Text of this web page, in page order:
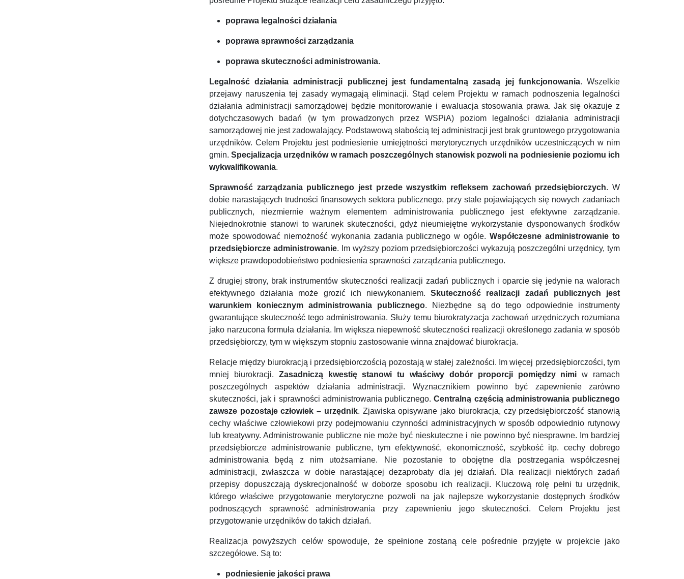
poprawa legalności działania
poprawa sprawności zarządzania
poprawa skuteczności administrowania.
Legalność działania administracji publicznej jest fundamentalną zasadą jej funkcjonowania. Wszelkie
przejawy naruszenia tej zasady wymagają eliminacji. Stąd celem Projektu w ramach podnoszenia legalności
działania administracji samorządowej będzie monitorowanie i ewaluacja stosowania prawa. Jak się okazuje z
dotychczasowych badań (w tym prowadzonych przez WSPiA) poziom legalności działania administracji
samorządowej nie jest zadowalający. Podstawową słabością tej administracji jest brak gruntowego przygotowania
urzędników. Celem Projektu jest podniesienie umiejętności merytorycznych urzędników uczestniczących w nim
gmin.Specjalizacja urzędników w ramach poszczególnych stanowisk pozwoli na podniesienie poziomu ich
wykwalifikowania.
Sprawność zarządzania publicznego jest przede wszystkim refleksem zachowań przedsiębiorczych. W
dobie narastających trudności finansowych sektora publicznego, przy stale pojawiających się nowych zadaniach
publicznych, niezmiernie ważnym elementem administrowania publicznego jest efektywne zarządzanie.
Niejednokrotnie stanowi to warunek skuteczności, gdyż nieumiejętne wykorzystanie dysponowanych środków
może spowodować niemożność wykonania zadania publicznego w ogóle.Współczesne administrowanie to
przedsiębiorcze administrowanie. Im wyższy poziom przedsiębiorczości wykazują poszczególni urzędnicy, tym
większe prawdopodobieństwo podniesienia sprawności zarządzania publicznego.
Z drugiej strony, brak instrumentów skuteczności realizacji zadań publicznych i oparcie się jedynie na walorach
efektywnego działania może grozić ich niewykonaniem.Skuteczność realizacji zadań publicznych jest
warunkiem koniecznym administrowania publicznego. Niezbędne są do tego odpowiednie instrumenty
gwarantujące skuteczność tego administrowania. Służy temu biurokratyzacja zachowań urzędniczych rozumiana
jako narzucona formuła działania. Im większa niepewność skuteczności realizacji określonego zadania w sposób
przedsiębiorczy, tym w większym stopniu zastosowanie winna znajdować biurokracja.
Relacje między biurokracją i przedsiębiorczością pozostają w stałej zależności. Im więcej przedsiębiorczości, tym
mniej biurokracji. Zasadniczą kwestię stanowi tu właściwy dobór proporcji pomiędzy nimi w ramach
poszczególnych aspektów działania administracji. Wyznacznikiem powinno być zapewnienie zarówno
skuteczności, jak i sprawności administrowania publicznego.Centralną częścią administrowania publicznego
zawsze pozostaje człowiek – urzędnik. Zjawiska opisywane jako biurokracja, czy przedsiębiorczość stanowią
cechy właściwe człowiekowi przy podejmowaniu czynności administracyjnych w sposób odpowiednio rutynowy
lub kreatywny. Administrowanie publiczne nie może być nieskuteczne i nie powinno być niesprawne. Im bardziej
przedsiębiorcze administrowanie publiczne, tym efektywność, ekonomiczność, szybkość itp. cechy dobrego
administrowania będą z nim utożsamiane. Nie pozostanie to obojętne dla postrzegania współczesnej
administracji, zwłaszcza w dobie narastającej dezaprobaty dla jej działań. Dla realizacji niektórych zadań
przepisy dopuszczają dyskrecjonalność w doborze sposobu ich realizacji. Kluczową rolę pełni tu urzędnik,
którego właściwe przygotowanie merytoryczne pozwoli na jak najlepsze wykorzystanie dostępnych środków
podnoszących sprawność administrowania przy zapewnieniu jego skuteczności. Celem Projektu jest
przygotowanie urzędników do takich działań.
Realizacja powyższych celów spowoduje, że spełnione zostaną cele pośrednie przyjęte w projekcie jako
szczegółowe. Są to:
podniesienie jakości prawa